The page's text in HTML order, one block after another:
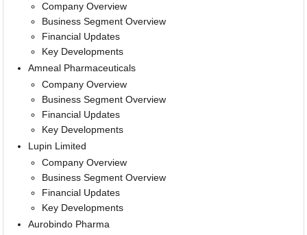
Company Overview
Business Segment Overview
Financial Updates
Key Developments
Amneal Pharmaceuticals
Company Overview
Business Segment Overview
Financial Updates
Key Developments
Lupin Limited
Company Overview
Business Segment Overview
Financial Updates
Key Developments
Aurobindo Pharma